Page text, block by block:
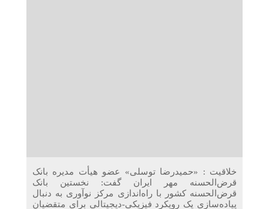
خلاقیت : «حمیدرضا توسلی» عضو هیأت مدیره بانک
قرض‌الحسنه مهر ایران گفت: نخستین بانک
قرض‌الحسنه کشور با راه‌اندازی مرکز نوآوری به دنبال
پیاده‌سازی یک رویکرد فیزیکی-دیجیتالی برای متقضیان